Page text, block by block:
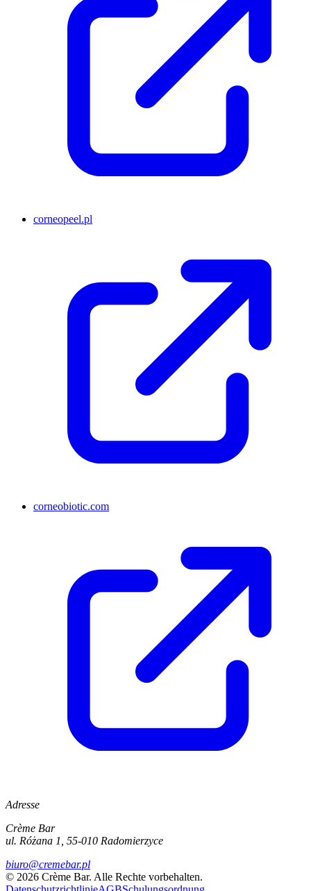
corneopeel.pl
corneobiotic.com
Adresse
Crème Bar
ul. Różana 1, 55-010 Radomierzyce
biuro@cremebar.pl
© 2026 Crème Bar. Alle Rechte vorbehalten.